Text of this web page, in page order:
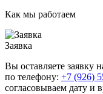
Как мы работаем
Заявка
Вы оставляете заявку
по телефону: +7 (926)
согласовываем дату и